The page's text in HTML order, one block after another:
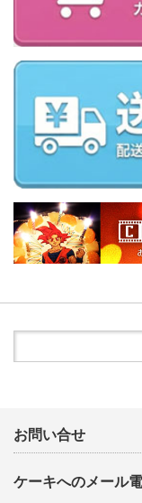
お問い合せ
ケーキへのメール